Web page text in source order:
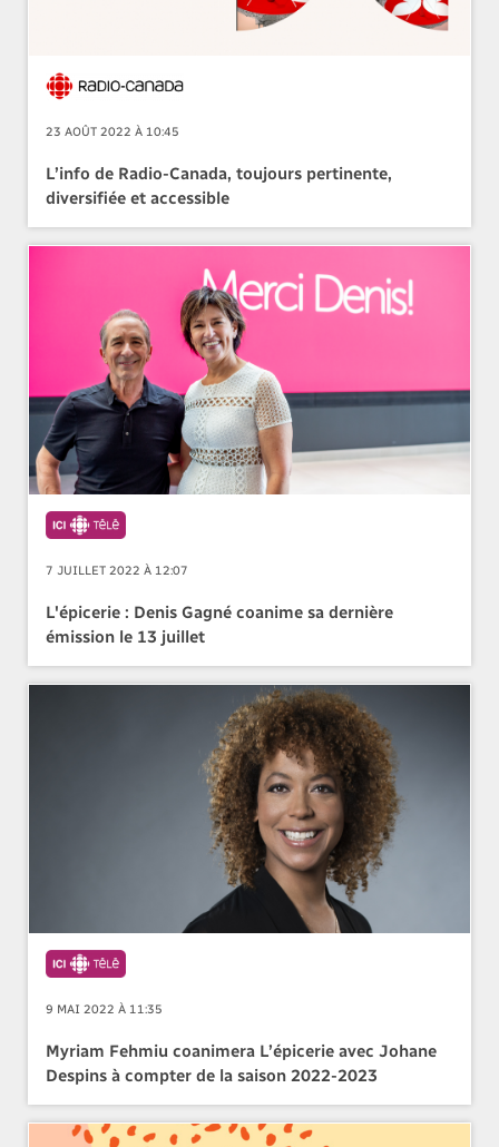
23 AOÛT 2022 À 10:45
L’info de Radio-Canada, toujours pertinente,
diversifiée et accessible
7 JUILLET 2022 À 12:07
L'épicerie : Denis Gagné coanime sa dernière
émission le 13 juillet
9 MAI 2022 À 11:35
Myriam Fehmiu coanimera L’épicerie avec Johane
Despins à compter de la saison 2022-2023